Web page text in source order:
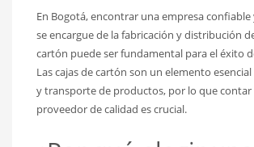
En Bogotá, encontrar una empresa
se encargue de la fabricación y distribución
cartón puede ser fundamental para el éxito
Las cajas de cartón son un elemento
y transporte de productos, por lo que contar
proveedor de calidad es crucial.